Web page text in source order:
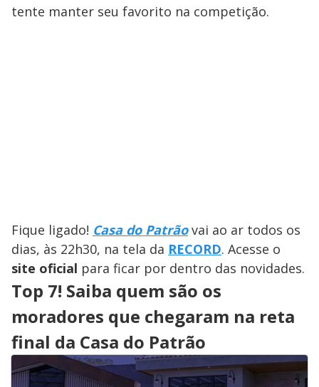
tente manter seu favorito na competição.
Fique ligado! Casa do Patrãovai ao ar todos os
dias, às 22h30, na tela da RECORD. Acesse o
site oficial para ficar por dentro das novidades.
Top 7! Saiba quem são os
moradores que chegaram na reta
final da Casa do Patrão